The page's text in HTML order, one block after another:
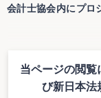
会計士協会内にプロ
当ページの閲覧
び新日本法